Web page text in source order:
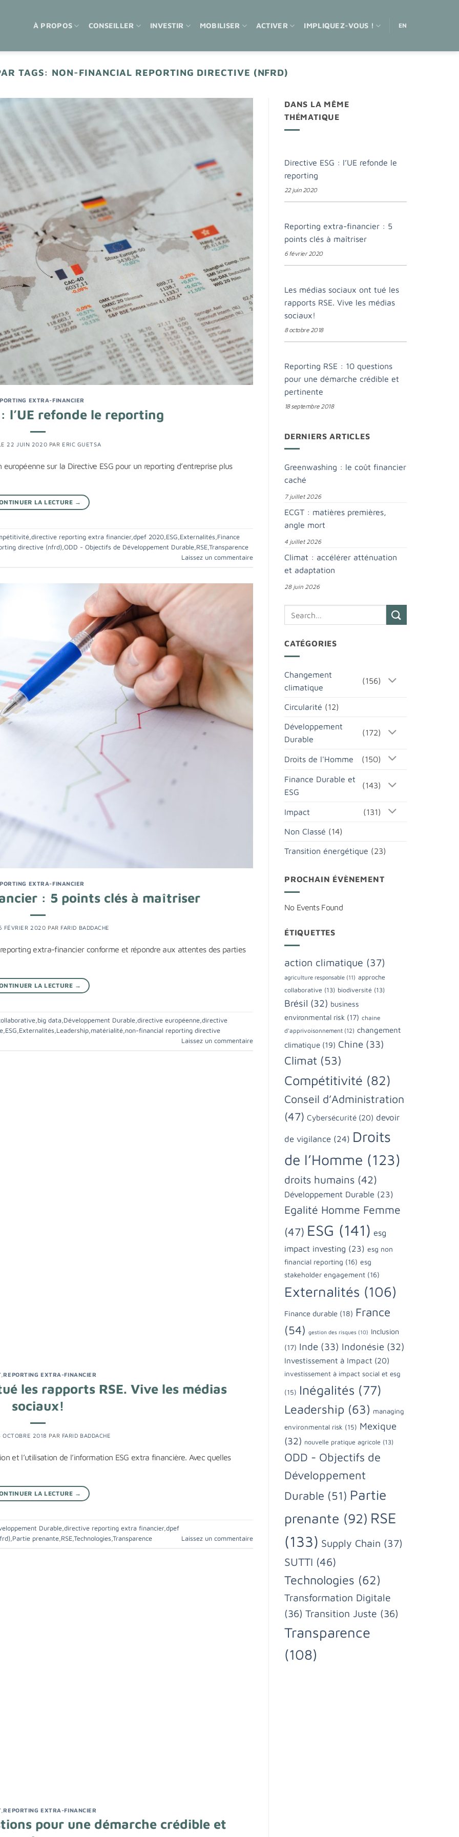
À PROPOS CONSEILLER INVESTIR MOBILISER ACTIVER IMPLIQUEZ-VOUS ! EN
TAGS: NON-FINANCIAL REPORTING DIRECTIVE (NFRD)
EXTRA-FINANCIER
l’UE refonde le reporting
22 JUIN 2020 PAR ERIC GUETSA
sur la Directive ESG pour un reporting d’entreprise plus
LA LECTURE →
,directive reporting extra financier,dpef 2020,ESG,Externalités,Finance
directive (nfrd),ODD - Objectifs de Développement Durable,RSE,Transparence
Laissez un commentaire
EXTRA-FINANCIER
: 5 points clés à maîtriser
FÉVRIER 2020 PAR FARID BADDACHE
extra-financier conforme et répondre aux attentes des parties
LA LECTURE →
,big data,Développement Durable,directive européenne,directive
,ESG,Externalités,Leadership,matérialité,non-financial reporting directive
Laissez un commentaire
,REPORTING EXTRA-FINANCIER
les rapports RSE. Vive les médias
sociaux!
OCTOBRE 2018 PAR FARID BADDACHE
et l’utilisation de l’information ESG extra financière. Avec quelles
LA LECTURE →
Durable,directive reporting extra financier,dpef
,Partie prenante,RSE,Technologies,Transparence Laissez un commentaire
,REPORTING EXTRA-FINANCIER
pour une démarche crédible et
DANS LA MÊME
THÉMATIQUE
Directive ESG : l’UE refonde le
reporting
22 juin 2020
Reporting extra-financier : 5
points clés à maîtriser
6 février 2020
Les médias sociaux ont tué les
rapports RSE. Vive les médias
sociaux!
8 octobre 2018
Reporting RSE : 10 questions
pour une démarche crédible et
pertinente
18 septembre 2018
DERNIERS ARTICLES
Greenwashing : le coût financier
caché
7 juillet 2026
ECGT : matières premières,
angle mort
4 juillet 2026
Climat : accélérer atténuation
et adaptation
28 juin 2026
CATÉGORIES
Changement
climatique
(156)
Circularité (12)
Développement
Durable
(172)
Droits de l'Homme (150)
Finance Durable et
ESG
(143)
Impact (131)
Non Classé (14)
Transition énergétique (23)
PROCHAIN ÉVÈNEMENT
No Events Found
ÉTIQUETTES
action climatique (37)
agriculture responsable (11) approche
collaborative (13) biodiversité (13)
Brésil (32) business
environmental risk (17) chaine
d'apprivoisonnement (12) changement
climatique (19) Chine (33)
Climat (53)
Compétitivité (82)
Conseil d’Administration
(47) Cybersécurité (20) devoir
de vigilance (24) Droits
de l’Homme (123)
droits humains (42)
Développement Durable (23)
Egalité Homme Femme
(47) ESG (141) esg
impact investing (23) esg non
financial reporting (16) esg
stakeholder engagement (16)
Externalités (106)
Finance durable (18) France
(54) gestion des risques (10) Inclusion
(17) Inde (33) Indonésie (32)
Investissement à Impact (20)
investissement à impact social et esg
(15) Inégalités (77)
Leadership (63) managing
environmental risk (15) Mexique
(32) nouvelle pratique agricole (13)
ODD - Objectifs de
Développement
Durable (51) Partie
prenante (92) RSE
(133) Supply Chain (37)
SUTTI (46)
Technologies (62)
Transformation Digitale
(36) Transition Juste (36)
Transparence
(108)